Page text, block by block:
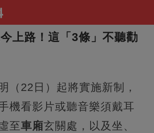
上路！這「3條」不聽勸
（22日）起將實施新制，
機看影片或聽音樂須戴耳
至車廂玄關處，以及坐、